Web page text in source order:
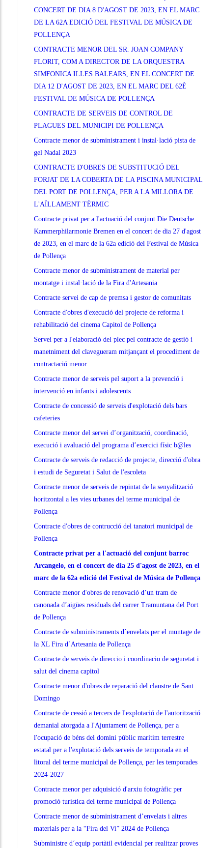
CONCERT DE DIA 8 D'AGOST DE 2023, EN EL MARC
DE LA 62A EDICIÓ DEL FESTIVAL DE MÚSICA DE
POLLENÇA
CONTRACTE MENOR DEL SR. JOAN COMPANY
FLORIT, COM A DIRECTOR DE LA ORQUESTRA
SIMFONICA ILLES BALEARS, EN EL CONCERT DE
DIA 12 D'AGOST DE 2023, EN EL MARC DEL 62È
FESTIVAL DE MÚSICA DE POLLENÇA
CONTRACTE DE SERVEIS DE CONTROL DE
PLAGUES DEL MUNICIPI DE POLLENÇA
Contracte menor de subministrament i instal·lació pista de
gel Nadal 2023
CONTRACTE D'OBRES DE SUBSTITUCIÓ DEL
FORJAT DE LA COBERTA DE LA PISCINA MUNICIPAL
DEL PORT DE POLLENÇA, PER A LA MILLORA DE
L'AÏLLAMENT TÈRMIC
Contracte privat per a l'actuació del conjunt Die Deutsche
Kammerphilarmonie Bremen en el concert de dia 27 d'agost
de 2023, en el marc de la 62a edició del Festival de Música
de Pollença
Contracte menor de subministrament de material per
montatge i instal·lació de la Fira d'Artesania
Contracte servei de cap de premsa i gestor de comunitats
Contracte d'obres d'execució del projecte de reforma i
rehabilitació del cinema Capitol de Pollença
Servei per a l'elaboració del plec pel contracte de gestió i
manetniment del clavegueram mitjançant el procediment de
contractació menor
Contracte menor de serveis pel suport a la prevenció i
intervenció en infants i adolescents
Contracte de concessió de serveis d'explotació dels bars
cafeteries
Contracte menor del servei d’organització, coordinació,
execució i avaluació del programa d’exercici físic b@les
Contracte de serveis de redacció de projecte, direcció d'obra
i estudi de Seguretat i Salut de l'escoleta
Contracte menor de serveis de repintat de la senyalització
horitzontal a les vies urbanes del terme municipal de
Pollença
Contracte d'obres de contrucció del tanatori municipal de
Pollença
Contracte privat per a l'actuació del conjunt barroc
Arcangelo, en el concert de dia 25 d'agost de 2023, en el
marc de la 62a edició del Festival de Música de Pollença
Contracte menor d'obres de renovació d’un tram de
canonada d’aigües residuals del carrer Tramuntana del Port
de Pollença
Contracte de subministraments d´envelats per el muntage de
la XL Fira d´Artesania de Pollença
Contracte de serveis de direccio i coordinacio de seguretat i
salut del cinema capitol
Contracte menor d'obres de reparació del claustre de Sant
Domingo
Contracte de cessió a tercers de l'explotació de l'autorització
demanial atorgada a l'Ajuntament de Pollença, per a
l'ocupació de béns del domini públic marítim terrestre
estatal per a l'explotació dels serveis de temporada en el
litoral del terme municipal de Pollença, per les temporades
2024-2027
Contracte menor per adquisició d'arxiu fotogràfic per
promoció turística del terme municipal de Pollença
Contracte menor de subministrament d’envelats i altres
materials per a la “Fira del Vi” 2024 de Pollença
Subministre d´equip portàtil evidencial per realitzar proves